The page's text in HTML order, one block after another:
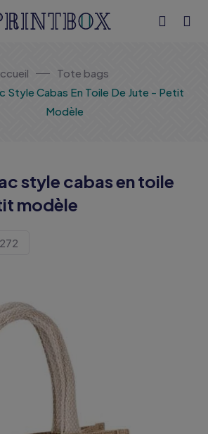
Tote bags
Style Cabas En Toile De Jute - Petit
Modèle
style cabas en toile
modèle